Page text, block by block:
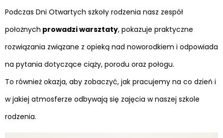
Podczas Dni Otwartych szkoły rodzenia nasz zespół
położnych prowadzi warsztaty, pokazuje praktyczne
rozwiązania związane z opieką nad noworodkiem i odpowiada
na pytania dotyczące ciąży, porodu oraz połogu.
To również okazja, aby zobaczyć, jak pracujemy na co dzień i
w jakiej atmosferze odbywają się zajęcia w naszej szkole
rodzenia.